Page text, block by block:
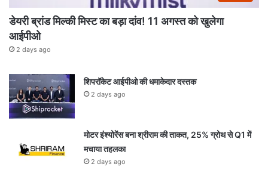
डेयरी ब्रांड मिल्की मिस्ट का बड़ा दांव! 11 अगस्त को खुलेगा
आईपीओ
2 days ago
शिपरॉकेट आईपीओ की धमाकेदार दस्तक
2 days ago
मोटर इंश्योरेंस बना श्रीराम की ताकत, 25% ग्रोथ से Q1 में
मचाया तहलका
2 days ago